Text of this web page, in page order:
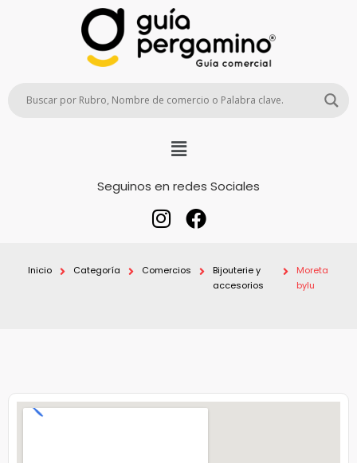
Seguinos en redes Sociales
Inicio Categoría Comercios
Bijouterie y
accesorios
Moreta
bylu